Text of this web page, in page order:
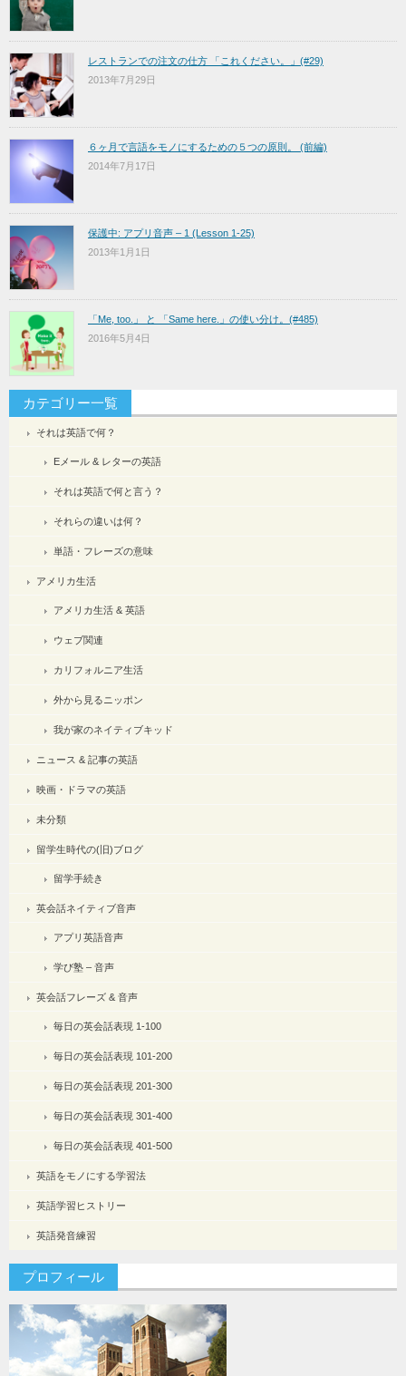
レストランでの注文の仕方 「これください。」(#29)
2013年7月29日
６ヶ月で言語をモノにするための５つの原則。 (前編)
2014年7月17日
保護中: アプリ音声 – 1 (Lesson 1-25)
2013年1月1日
「Me, too.」 と 「Same here.」の使い分け。(#485)
2016年5月4日
カテゴリー一覧
それは英語で何？
Eメール & レターの英語
それは英語で何と言う？
それらの違いは何？
単語・フレーズの意味
アメリカ生活
アメリカ生活 & 英語
ウェブ関連
カリフォルニア生活
外から見るニッポン
我が家のネイティブキッド
ニュース & 記事の英語
映画・ドラマの英語
未分類
留学生時代の(旧)ブログ
留学手続き
英会話ネイティブ音声
アプリ英語音声
学び塾 – 音声
英会話フレーズ & 音声
毎日の英会話表現 1-100
毎日の英会話表現 101-200
毎日の英会話表現 201-300
毎日の英会話表現 301-400
毎日の英会話表現 401-500
英語をモノにする学習法
英語学習ヒストリー
英語発音練習
プロフィール